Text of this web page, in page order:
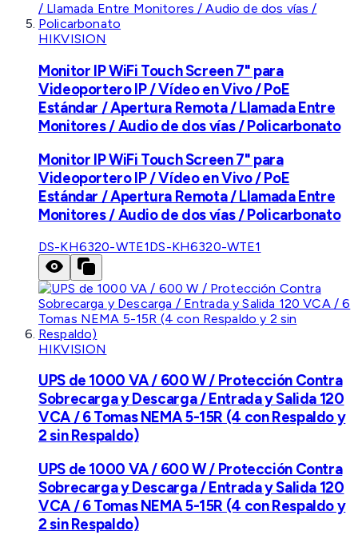
HIKVISION
Monitor IP WiFi Touch Screen 7" para
Videoportero IP / Vídeo en Vivo / PoE
Estándar / Apertura Remota / Llamada Entre
Monitores / Audio de dos vías / Policarbonato
Monitor IP WiFi Touch Screen 7" para
Videoportero IP / Vídeo en Vivo / PoE
Estándar / Apertura Remota / Llamada Entre
Monitores / Audio de dos vías / Policarbonato
DS-KH6320-WTE1DS-KH6320-WTE1
HIKVISION
UPS de 1000 VA / 600 W / Protección Contra
Sobrecarga y Descarga / Entrada y Salida 120
VCA / 6 Tomas NEMA 5-15R (4 con Respaldo y
2 sin Respaldo)
UPS de 1000 VA / 600 W / Protección Contra
Sobrecarga y Descarga / Entrada y Salida 120
VCA / 6 Tomas NEMA 5-15R (4 con Respaldo y
2 sin Respaldo)